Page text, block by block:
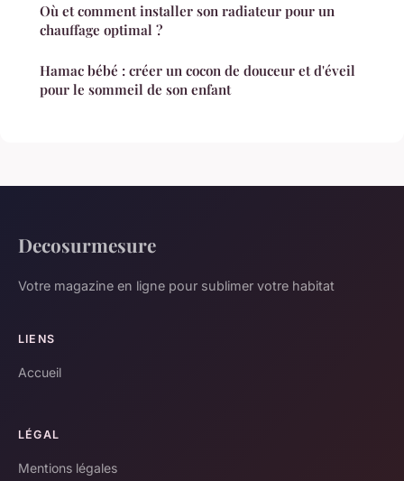
Où et comment installer son radiateur pour un
chauffage optimal ?
Hamac bébé : créer un cocon de douceur et d'éveil
pour le sommeil de son enfant
Decosurmesure
Votre magazine en ligne pour sublimer votre habitat
LIENS
Accueil
LÉGAL
Mentions légales